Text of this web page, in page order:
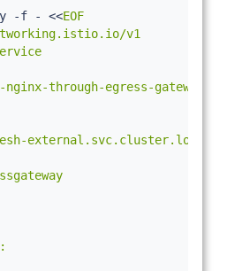
443
ISTIO_MUTUAL
my-nginx.mesh-
-f - <<EOF
v1
through-egress-gateway
external.svc.cluster.local